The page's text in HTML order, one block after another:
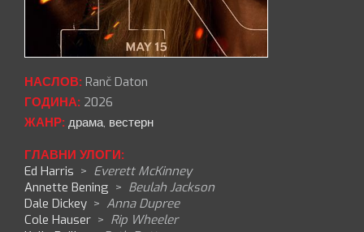
НАСЛОВ: Ranč Daton
ГОДИНА: 2026
ЖАНР: драма, вестерн
ГЛАВНИ УЛОГИ:
Ed Harris > Everett McKinney
Annette Bening > Beulah Jackson
Dale Dickey > Anna Dupree
Cole Hauser > Rip Wheeler